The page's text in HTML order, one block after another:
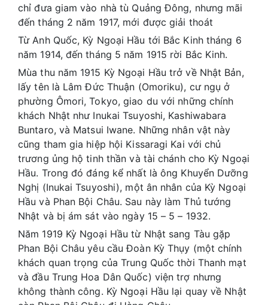
chỉ đưa giam vào nhà tù Quảng Đông, nhưng mãi
đến tháng 2 năm 1917, mới được giải thoát
Từ Anh Quốc, Kỳ Ngoại Hầu tới Bắc Kinh tháng 6
năm 1914, đến tháng 5 năm 1915 rời Bắc Kinh.
Mùa thu năm 1915 Kỳ Ngoại Hầu trở về Nhật Bản,
lấy tên là Lâm Đức Thuận (Omoriku), cư ngụ ở
phường Ômori, Tokyo, giao du với những chính
khách Nhật như Inukai Tsuyoshi, Kashiwabara
Buntaro, và Matsui Iwane. Những nhân vật này
cũng tham gia hiệp hội Kissaragi Kai với chủ
trương ủng hộ tinh thần và tài chánh cho Kỳ Ngoại
Hầu. Trong đó đáng kể nhất là ông Khuyển Dưỡng
Nghị (Inukai Tsuyoshi), một ân nhân của Kỳ Ngoại
Hầu và Phan Bội Châu. Sau này làm Thủ tướng
Nhật và bị ám sát vào ngày 15 – 5 – 1932.
Năm 1919 Kỳ Ngoại Hầu từ Nhật sang Tàu gặp
Phan Bội Châu yêu cầu Đoàn Kỳ Thụy (một chính
khách quan trọng của Trung Quốc thời Thanh mạt
và đầu Trung Hoa Dân Quốc) viện trợ nhưng
không thành công. Kỳ Ngoại Hầu lại quay về Nhật